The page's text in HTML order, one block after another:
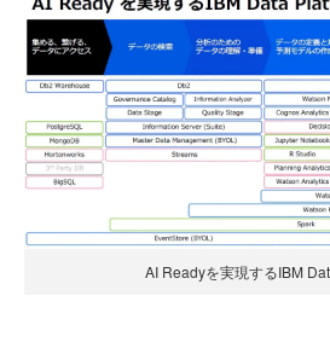
AI Readyを実現するIBM